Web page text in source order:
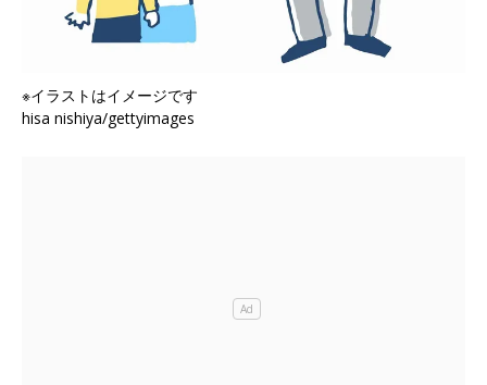
※イラストはイメージです
hisa nishiya/gettyimages